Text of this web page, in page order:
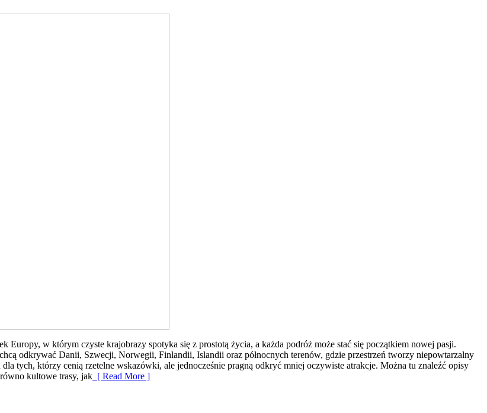
w którym czyste krajobrazy spotyka się z prostotą życia, a każda podróż może stać się początkiem nowej pasji.
odkrywać Danii, Szwecji, Norwegii, Finlandii, Islandii oraz północnych terenów, gdzie przestrzeń tworzy niepowtarzalny
tych, którzy cenią rzetelne wskazówki, ale jednocześnie pragną odkryć mniej oczywiste atrakcje. Można tu znaleźć opisy
kultowe trasy, jak [ Read More ]